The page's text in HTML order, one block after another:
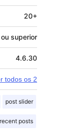
20+
superior
4.6.30
todos os 2
post slider
recent posts